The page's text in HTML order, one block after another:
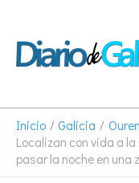
contenido
Inicio Galicia
Localizan con vida a
pasar la noche en una